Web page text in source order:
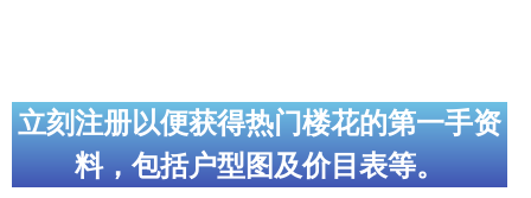
走近加拿大
立刻注册以便获得热门楼花的第一手资
料，包括户型图及价目表等。